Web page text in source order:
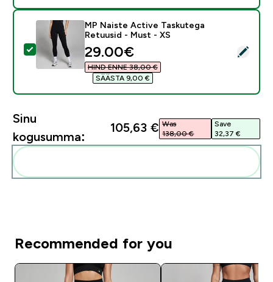
Vali see toode - MP Naiste Active Taskutega
MP Naiste Active Taskutega
Retuusid - Must - XS
discounted price
29.00€‎
HIND ENNE 38,00 €‎
SÄÄSTA 9,00 €‎
Sinu
kogusumma:
105,63 €‎ Was
138,00 €‎
Save
32,37 €‎
Recommended for you